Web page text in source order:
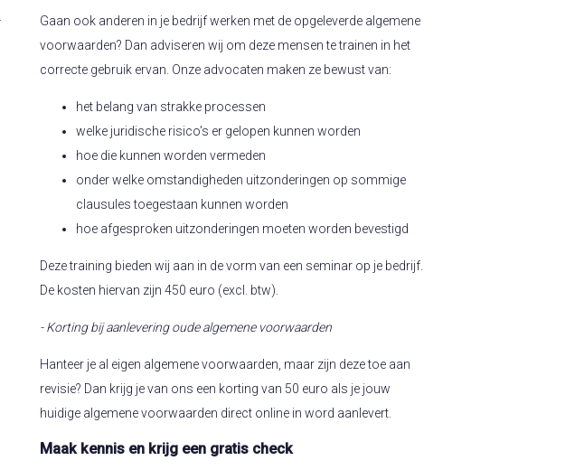
Gaan ook anderen in je bedrijf werken met de opgeleverde algemene
voorwaarden? Dan adviseren wij om deze mensen te trainen in het
correcte gebruik ervan. Onze advocaten maken ze bewust van:
het belang van strakke processen
welke juridische risico’s er gelopen kunnen worden
hoe die kunnen worden vermeden
onder welke omstandigheden uitzonderingen op sommige
clausules toegestaan kunnen worden
hoe afgesproken uitzonderingen moeten worden bevestigd
Deze training bieden wij aan in de vorm van een seminar op je bedrijf.
De kosten hiervan zijn 450 euro (excl. btw).
- Korting bij aanlevering oude algemene voorwaarden
Hanteer je al eigen algemene voorwaarden, maar zijn deze toe aan
revisie? Dan krijg je van ons een korting van 50 euro als je jouw
huidige algemene voorwaarden direct online in word aanlevert.
Maak kennis en krijg een gratis check